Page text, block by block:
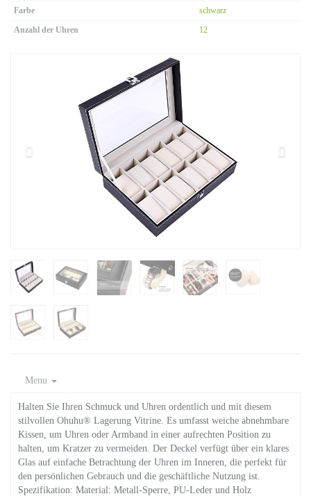
Farbe
schwarz
Anzahl der Uhren
12
Menu
Halten Sie Ihren Schmuck und Uhren ordentlich und mit diesem
stilvollen Ohuhu® Lagerung Vitrine. Es umfasst weiche abnehmbare
Kissen, um Uhren oder Armband in einer aufrechten Position zu
halten, um Kratzer zu vermeiden. Der Deckel verfügt über ein klares
Glas auf einfache Betrachtung der Uhren im Inneren, die perfekt für
den persönlichen Gebrauch und die geschäftliche Nutzung ist.
Spezifikation: Material: Metall-Sperre, PU-Leder und Holz